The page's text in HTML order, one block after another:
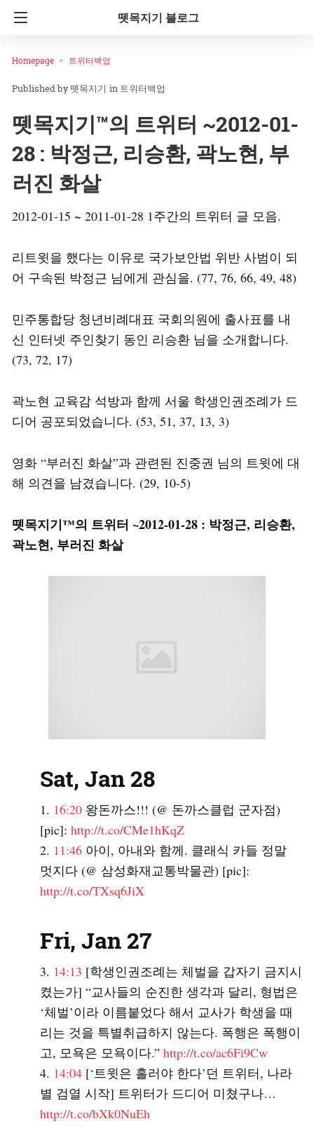
뗏목지기 블로그
Homepage 트위터백업
뗏목지기 in 트위터백업
뗏목지기™의 트위터 ~2012-01-
28 : 박정근, 리승환, 곽노현, 부
러진 화살
2012-01-15 ~ 2011-01-28 1주간의 트위터 글 모음.
리트윗을 했다는 이유로 국가보안법 위반 사범이 되
어 구속된 박정근 님에게 관심을. (77, 76, 66, 49, 48)
민주통합당 청년비례대표 국회의원에 출사표를 내
신 인터넷 주인찾기 동인 리승환 님을 소개합니다.
(73, 72, 17)
곽노현 교육감 석방과 함께 서울 학생인권조례가 드
디어 공포되었습니다. (53, 51, 37, 13, 3)
영화 “부러진 화살”과 관련된 진중권 님의 트윗에 대
해 의견을 남겼습니다. (29, 10-5)
뗏목지기™의 트위터 ~2012-01-28 : 박정근, 리승환,
곽노현, 부러진 화살
Sat, Jan 28
16:20 왕돈까스!!! (@ 돈까스클럽 군자점)
[pic]: http://t.co/CMe1hKqZ
11:46 아이, 아내와 함께. 클래식 카들 정말
멋지다 (@ 삼성화재교통박물관) [pic]:
http://t.co/TXsq6JiX
Fri, Jan 27
14:13 [학생인권조례는 체벌을 갑자기 금지시
켰는가] “교사들의 순진한 생각과 달리, 형법은
‘체벌’이라 이름붙었다 해서 교사가 학생을 때
리는 것을 특별취급하지 않는다. 폭행은 폭행이
고, 모욕은 모욕이다.” http://t.co/ac6Fi9Cw
14:04 [‘트윗은 흘러야 한다’던 트위터, 나라
별 검열 시작] 트위터가 드디어 미쳤구나…
http://t.co/bXk0NuEh